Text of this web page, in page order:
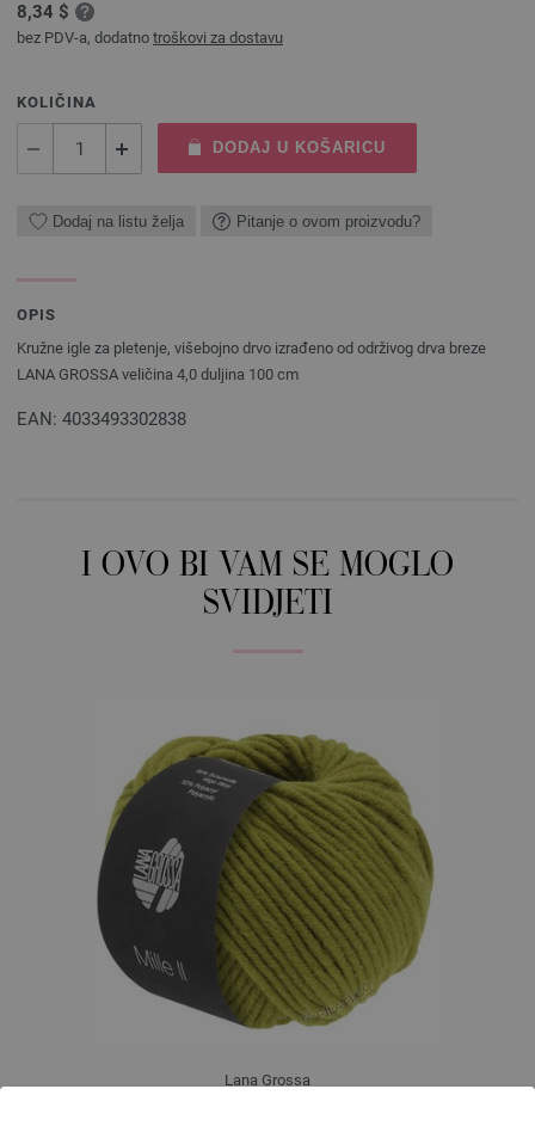
8,34 $
bez PDV-a, dodatno troškovi za dostavu
KOLIČINA
DODAJ U KOŠARICU
Dodaj na listu želja Pitanje o ovom proizvodu?
OPIS
Kružne igle za pletenje, višebojno drvo izrađeno od održivog drva breze
LANA GROSSA veličina 4,0 duljina 100 cm
EAN: 4033493302838
I OVO BI VAM SE MOGLO
SVIDJETI
Lana Grossa